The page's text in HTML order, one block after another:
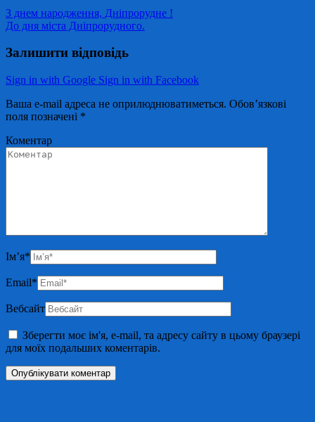
З днем народження, Дніпрорудне !
До дня міста Дніпрорудного.
Залишити відповідь
Sign in with Google Sign in with Facebook
Ваша e-mail адреса не оприлюднюватиметься. Обов’язкові
поля позначені *
Коментар
Ім’я*
Email*
Вебсайт
Зберегти моє ім'я, e-mail, та адресу сайту в цьому браузері
для моїх подальших коментарів.